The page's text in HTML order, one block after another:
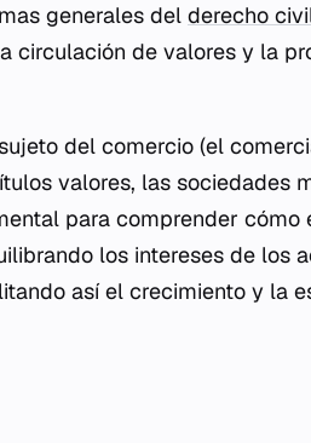
generales del derecho
circulación de valores y la
del comercio (el
valores, las sociedades
para comprender cómo
los intereses de los
así el crecimiento y la